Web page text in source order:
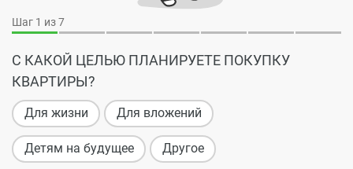
Шаг 1 из 7
С КАКОЙ ЦЕЛЬЮ ПЛАНИРУЕТЕ ПОКУПКУ
КВАРТИРЫ?
Для жизни Для вложений
Детям на будущее Другое